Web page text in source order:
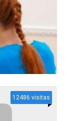
12486 visitas